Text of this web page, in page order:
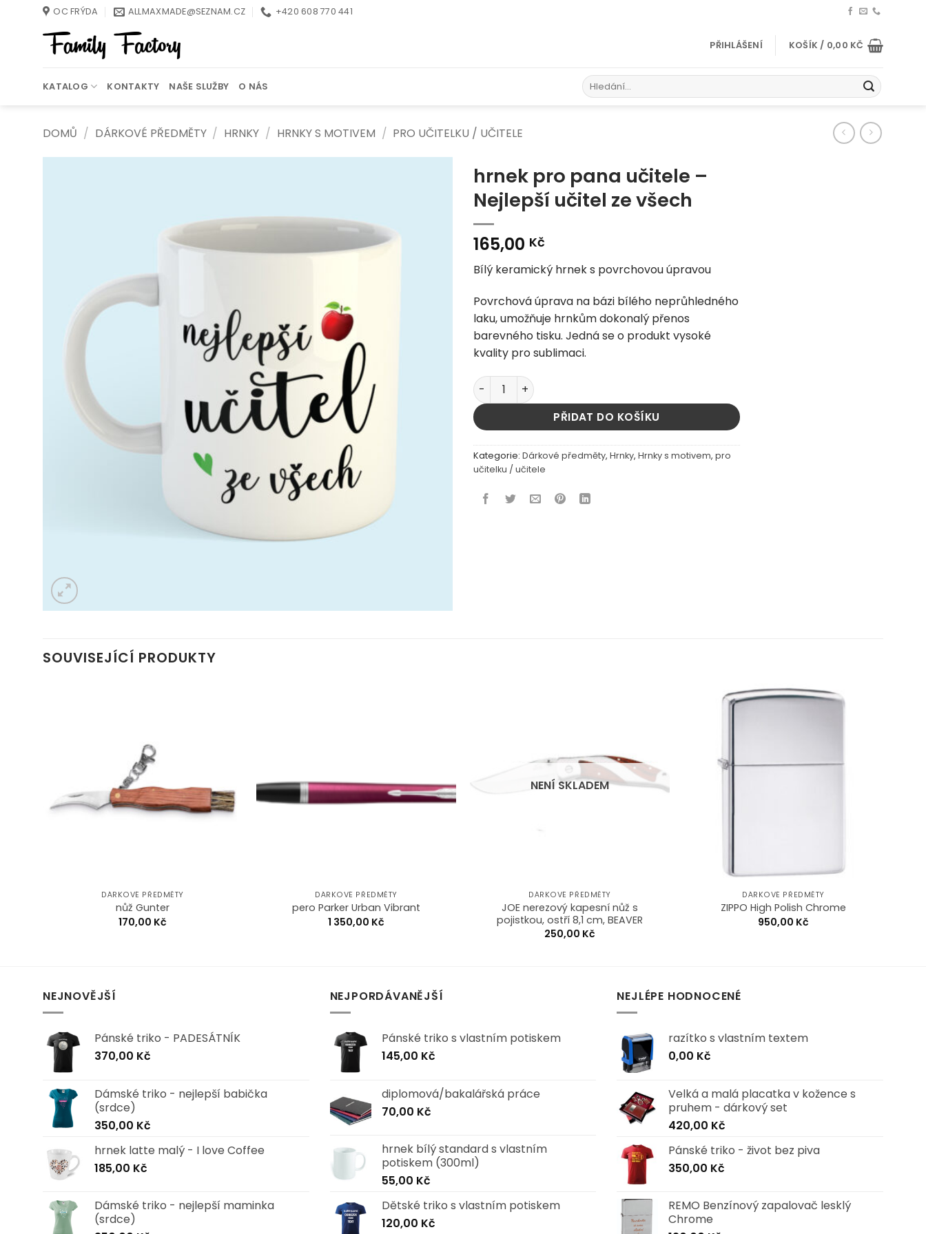
Přeskočit OC FRÝDA ALLMAXMADE@SEZNAM.CZ +420 608 770 441
PŘIHLÁŠENÍ KOŠÍK / 0,00 KČ
KATALOG KONTAKTY NAŠE SLUŽBY O NÁS Hledat:
DOMŮ / DÁRKOVÉ PŘEDMĚTY / HRNKY / HRNKY S MOTIVEM / PRO UČITELKU / UČITELE
hrnek pro pana učitele –
Nejlepší učitel ze všech
165,00 Kč
Bílý keramický hrnek s povrchovou úpravou
Povrchová úprava na bázi bílého neprůhledného
laku, umožňuje hrnkům dokonalý přenos
barevného tisku. Jedná se o produkt vysoké
kvality pro sublimaci.
hrnek pro pana učitele - Nejlepší učitel ze všech množství
PŘIDAT DO KOŠÍKU
Kategorie: Dárkové předměty, Hrnky, Hrnky s motivem, pro
učitelku / učitele
SOUVISEJÍCÍ PRODUKTY
DÁRKOVÉ PŘEDMĚTY
nůž Gunter
170,00 Kč
DÁRKOVÉ PŘEDMĚTY
pero Parker Urban Vibrant
1 350,00 Kč
NENÍ SKLADEM
DÁRKOVÉ PŘEDMĚTY
JOE nerezový kapesní nůž s
pojistkou, ostří 8,1 cm, BEAVER
250,00 Kč
DÁRKOVÉ PŘEDMĚTY
ZIPPO High Polish Chrome
950,00 Kč
NEJNOVĚJŠÍ
Pánské triko - PADESÁTNÍK
370,00 Kč
Dámské triko - nejlepší babička
(srdce)
350,00 Kč
hrnek latte malý - I love Coffee
185,00 Kč
Dámské triko - nejlepší maminka
(srdce)
NEJPORDÁVANĚJŠÍ
Pánské triko s vlastním potiskem
145,00 Kč
diplomová/bakalářská práce
70,00 Kč
hrnek bílý standard s vlastním
potiskem (300ml)
55,00 Kč
Dětské triko s vlastním potiskem
120,00 Kč
NEJLÉPE HODNOCENÉ
razítko s vlastním textem
0,00 Kč
Velká a malá placatka v kožence s
pruhem - dárkový set
420,00 Kč
Pánské triko - život bez piva
350,00 Kč
REMO Benzínový zapalovač lesklý
Chrome